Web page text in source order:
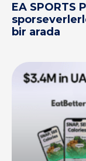
EA SPORTS
bir arada